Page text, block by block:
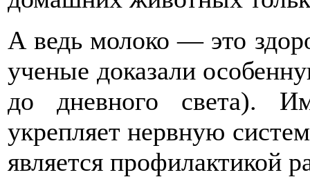
А ведь молоко — это
ученые доказали
до дневного света).
укрепляет нервную
является профилактикой